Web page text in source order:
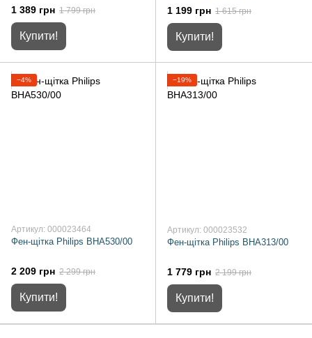
1 389 грн 1 799 грн
Купити!
1 199 грн 1 615 грн
Купити!
−4%
Артикул: 000023464
Фен-щітка Philips BHA530/00
2 209 грн 2 299 грн
Купити!
−19%
Артикул: 000023532
Фен-щітка Philips BHA313/00
1 779 грн 2 199 грн
Купити!